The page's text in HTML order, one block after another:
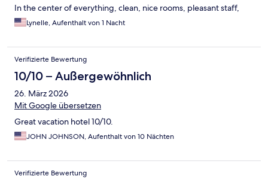
In the center of everything, clean, nice rooms, pleasant staff,
Lynelle, Aufenthalt von 1 Nacht
Verifizierte Bewertung
10/10 – Außergewöhnlich
26. März 2026
Mit Google übersetzen
Great vacation hotel 10/10.
JOHN JOHNSON, Aufenthalt von 10 Nächten
Verifizierte Bewertung